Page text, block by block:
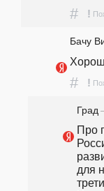
# !
Бачу
# !
Град
Про
для